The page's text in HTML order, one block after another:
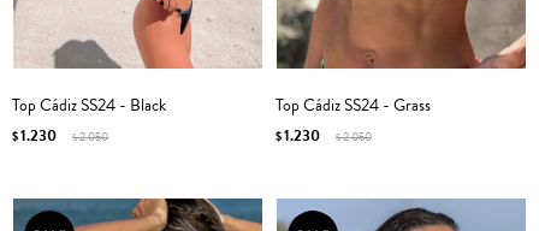
Top Cádiz SS24 - Black
$1.230 $2.050
Top Cádiz SS24 - Grass
$1.230 $2.050